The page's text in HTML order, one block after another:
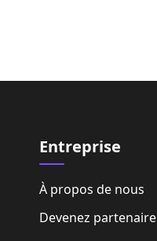
Entreprise
À propos de nous
Devenez partenaire